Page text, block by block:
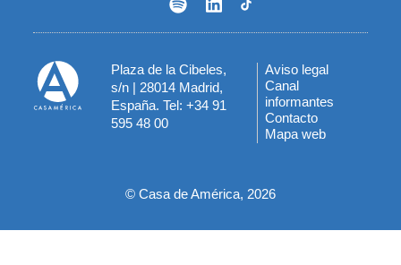
Plaza de la Cibeles,
s/n | 28014 Madrid,
España. Tel: +34 91
595 48 00
Menú
del
pie
Aviso legal
Canal
informantes
Contacto
Mapa web
© Casa de América, 2026